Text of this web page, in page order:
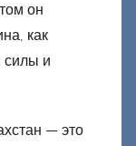
он
как
силы и
— это